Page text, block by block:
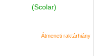
(Scolar)
Átmeneti raktárhiány